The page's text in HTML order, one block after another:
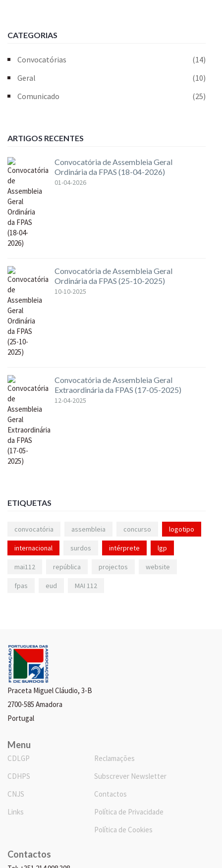
CATEGORIAS
Convocatórias
(14)
Geral
(10)
Comunicado
(25)
ARTIGOS RECENTES
Convocatória de Assembleia Geral
Ordinária da FPAS (18-04-2026)
01-04-2026
Convocatória de Assembleia Geral
Ordinária da FPAS (25-10-2025)
10-10-2025
Convocatória de Assembleia Geral
Extraordinária da FPAS (17-05-2025)
12-04-2025
ETIQUETAS
convocatória assembleia concurso logotipo
internacional surdos intérprete lgp
mai112 república projectos website
fpas eud MAI 112
Praceta Miguel Cláudio, 3-B
2700-585 Amadora
Portugal
Menu
CDLGP
CDHPS
CNJS
Links
Reclamações
Subscrever Newsletter
Contactos
Política de Privacidade
Política de Cookies
Contactos